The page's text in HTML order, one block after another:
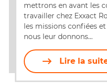
EMBED
mettrons en avant les
travailler chez Exxact
les missions confiées
nous leur donnons…
Lire la